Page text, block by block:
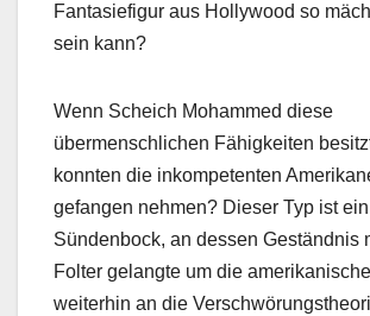
Fantasiefigur aus Hollywood so
sein kann?
Wenn Scheich Mohammed diese
übermenschlichen Fähigkeiten
konnten die inkompetenten
gefangen nehmen? Dieser Typ ist ein
Sündenbock, an dessen Geständnis
Folter gelangte um die
weiterhin an die